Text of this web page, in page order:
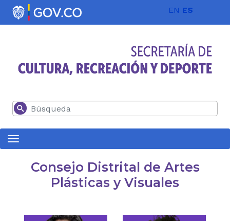
Pasar al contenido principal EN ES
Buscar
Consejo Distrital de Artes
Plásticas y Visuales